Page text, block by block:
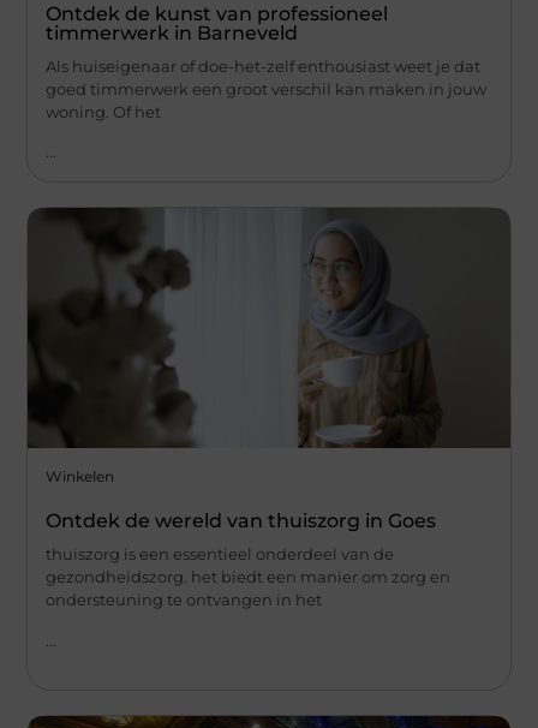
Ontdek de kunst van professioneel
timmerwerk in Barneveld
Als huiseigenaar of doe-het-zelf enthousiast weet je dat
goed timmerwerk een groot verschil kan maken in jouw
woning. Of het
Winkelen
Ontdek de wereld van thuiszorg in Goes
thuiszorg is een essentieel onderdeel van de
gezondheidszorg. het biedt een manier om zorg en
ondersteuning te ontvangen in het